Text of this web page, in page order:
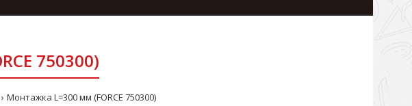
750300)
Монтажка L=300 мм (FORCE 750300)